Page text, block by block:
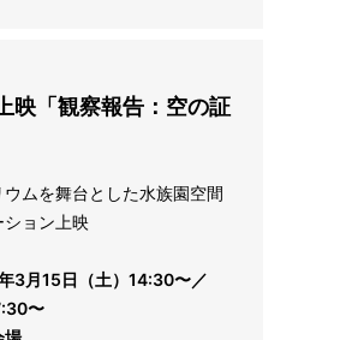
映「観察報告：空の証
ムを舞台とした水族園空間
ョン上映
3月15日（土） 14:30〜／
〜